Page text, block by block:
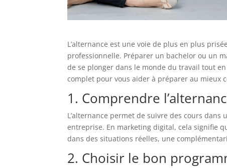
L’alternance est une voie de plus en plus
professionnelle. Préparer un bachelor ou un
de se plonger dans le monde du travail tout
complet pour vous aider à préparer au mieux
1. Comprendre
L’alternance permet de suivre des cours
entreprise. En marketing digital, cela signifie
dans des situations réelles, une
2. Choisir le bon